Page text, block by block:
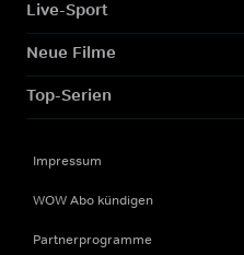
Live-Sport
Neue Filme
Top-Serien
Impressum
WOW Abo kündigen
Partnerprogramme